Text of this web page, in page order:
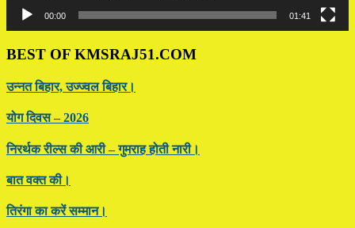
00:00 01:41
BEST OF KMSRAJ51.COM
उन्नत बिहार, उज्ज्वल बिहार।
योग दिवस – 2026
निरर्थक रील्स की आरी – गुमराह होती नारी।
बात वक्त की।
तिरंगा का करें सम्मान।